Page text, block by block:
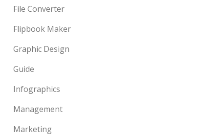
File Converter
Flipbook Maker
Graphic Design
Guide
Infographics
Management
Marketing